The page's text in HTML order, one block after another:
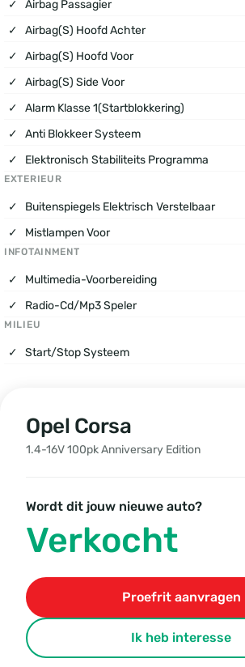
Airbag Passagier
Airbag(s) Hoofd Achter
Airbag(s) Hoofd Voor
Airbag(s) Side Voor
Alarm Klasse 1(startblokkering)
Anti Blokkeer Systeem
Elektronisch Stabiliteits Programma
EXTERIEUR
Buitenspiegels Elektrisch Verstelbaar
Mistlampen Voor
INFOTAINMENT
Multimedia-Voorbereiding
Radio-Cd/mp3 Speler
MILIEU
Start/stop Systeem
Opel Corsa
1.4-16V 100pk Anniversary Edition
Wordt dit jouw nieuwe auto?
Verkocht
Proefrit aanvragen
Ik heb interesse